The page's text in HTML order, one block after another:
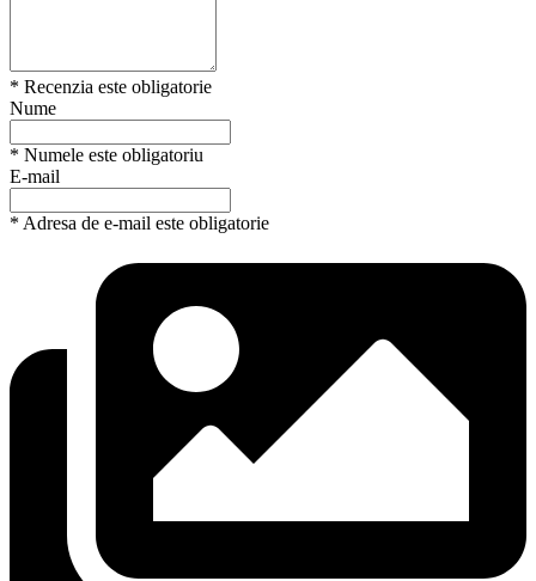
* Recenzia este obligatorie
Nume
* Numele este obligatoriu
E-mail
* Adresa de e-mail este obligatorie